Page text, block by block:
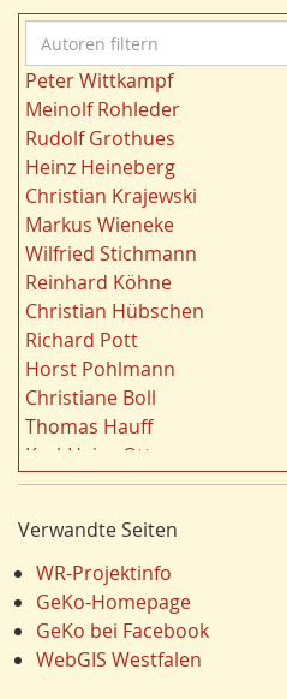
Kultur 22
Kulturlandschaft
Wohnen 21
Gewässer 21
Ruhrgebiet 20
Migration/Wanderung
Strukturwandel 20
Städtebau 20
Wahl 20
Ländliche Entwicklung
Landschaft 19
Siedlung/Siedlungsgeschichte
Demographischer Wandel
Geologie 19
Dortmund 18
Fauna 17
Energie/Energiewirtschaft 17
Ausländer 16
Klima/Klimawandel
Einzelhandel
Schienenverkehr 15
LEADER 15
u
t
o
r
e
n
f
i
l
t
e
r
n
Peter Wittkampf
Meinolf Rohleder
Rudolf Grothues
Heinz Heineberg
Christian Krajewski
Markus Wieneke
Wilfried Stichmann
Reinhard Köhne
Christian Hübschen
Richard Pott
Horst Pohlmann
Christiane Boll
Thomas Hauff
Karl-Heinz Otto
Carola Bischoff
Jürgen Lethmate
Rudolf Bergmann
Hans-Werner Wehling
Klaus Temlitz
Stefan Harnischmacher
Verwandte Seiten
WR-Projektinfo
GeKo-Homepage
GeKo bei Facebook
WebGIS Westfalen